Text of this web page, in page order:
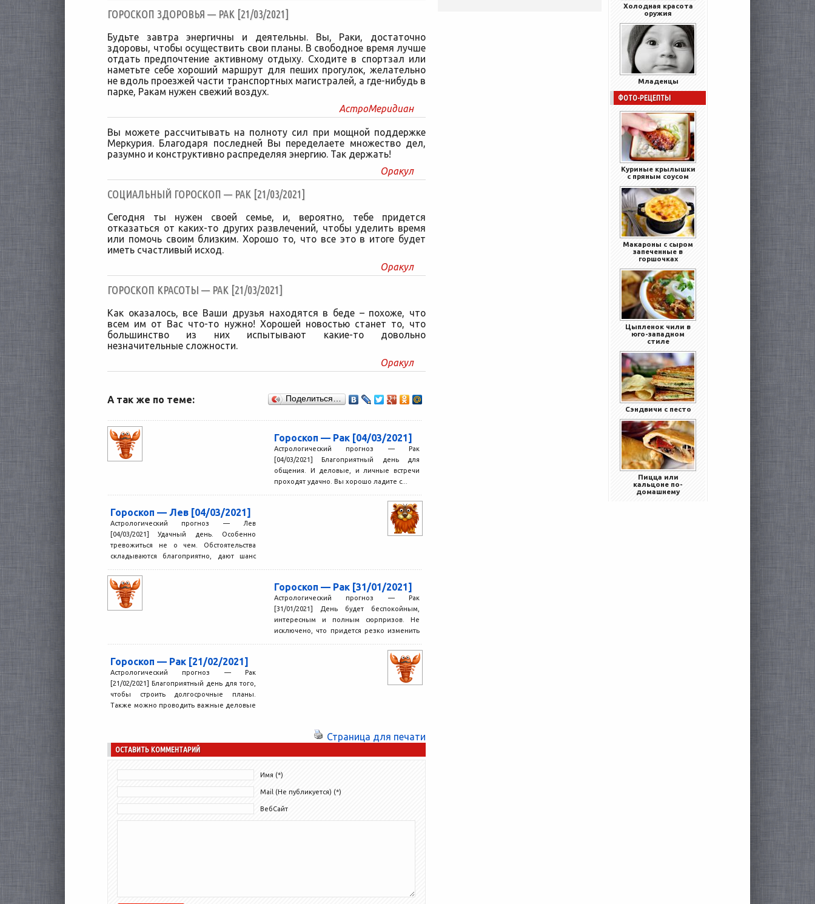
ГОРОСКОП ЗДОРОВЬЯ — РАК [21/03/2021]
Будьте завтра энергичны и деятельны. Вы, Раки, достаточно
здоровы, чтобы осуществить свои планы. В свободное время лучше
отдать предпочтение активному отдыху. Сходите в спортзал или
наметьте себе хороший маршрут для пеших прогулок, желательно
не вдоль проезжей части транспортных магистралей, а где-нибудь в
парке, Ракам нужен свежий воздух.
АстроМеридиан
Вы можете рассчитывать на полноту сил при мощной поддержке
Меркурия. Благодаря последней Вы переделаете множество дел,
разумно и конструктивно распределяя энергию. Так держать!
Оракул
CОЦИАЛЬНЫЙ ГОРОСКОП — РАК [21/03/2021]
Сегодня ты нужен своей семье, и, вероятно, тебе придется
отказаться от каких-то других развлечений, чтобы уделить время
или помочь своим близким. Хорошо то, что все это в итоге будет
иметь счастливый исход.
Оракул
ГОРОСКОП КРАСОТЫ — РАК [21/03/2021]
Как оказалось, все Ваши друзья находятся в беде – похоже, что
всем им от Вас что-то нужно! Хорошей новостью станет то, что
большинство из них испытывают какие-то довольно
незначительные сложности.
Оракул
А так же по теме: Поделиться…
Гороскоп — Рак [04/03/2021]
Астрологический прогноз — Рак
[04/03/2021] Благоприятный день для
общения. И деловые, и личные встречи
проходят удачно. Вы хорошо ладите с...
Гороскоп — Лев [04/03/2021]
Астрологический прогноз — Лев
[04/03/2021] Удачный день. Особенно
тревожиться не о чем. Обстоятельства
складываются благоприятно, дают шанс
Гороскоп — Рак [31/01/2021]
Астрологический прогноз — Рак
[31/01/2021] День будет беспокойным,
интересным и полным сюрпризов. Не
исключено, что придется резко изменить
Гороскоп — Рак [21/02/2021]
Астрологический прогноз — Рак
[21/02/2021] Благоприятный день для того,
чтобы строить долгосрочные планы.
Также можно проводить важные деловые
Страница для печати
ОСТАВИТЬ КОММЕНТАРИЙ
Имя (*)
Mail (Не публикуется) (*)
ВебСайт
Холодная красота
оружия
Младенцы
ФОТО-РЕЦЕПТЫ
Куриные крылышки
с пряным соусом
Макароны с сыром
запеченные в
горшочках
Цыпленок чили в
юго-западном
стиле
Сэндвичи с песто
Пицца или
кальцоне по-
домашнему